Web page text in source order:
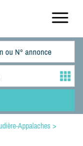
Appalaches >